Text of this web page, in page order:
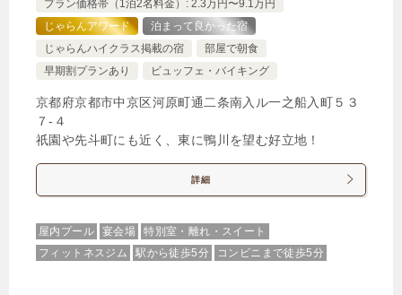
プラン価格帯（1泊2名料金）: 2.3万円〜9.1万円
じゃらんアワード
泊まって良かった宿
じゃらんハイクラス掲載の宿
部屋で朝食
早期割プランあり
ビュッフェ・バイキング
京都府京都市中京区河原町通二条南入ル一之船入町５３
７‐４
祇園や先斗町にも近く、東に鴨川を望む好立地！
詳細
屋内プール 宴会場
特別室・離れ・スイート
フィットネスジム
駅から徒歩5分 コンビニまで徒歩5分